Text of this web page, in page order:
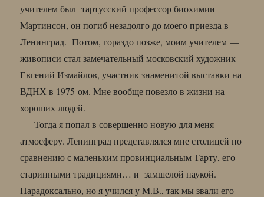
учителем был тартусский профессор биохимии
Мартинсон, он погиб незадолго до моего приезда в
Ленинград. Потом, гораздо позже, моим учителем —
живописи стал замечательный московский художник
Евгений Измайлов, участник знаменитой выставки на
ВДНХ в 1975-ом. Мне вообще повезло в жизни на
хороших людей.
Тогда я попал в совершенно новую для меня
атмосферу. Ленинград представлялся мне столицей по
сравнению с маленьким провинциальным Тарту, его
старинными традициями… и замшелой наукой.
Парадоксально, но я учился у М.В., так мы звали его